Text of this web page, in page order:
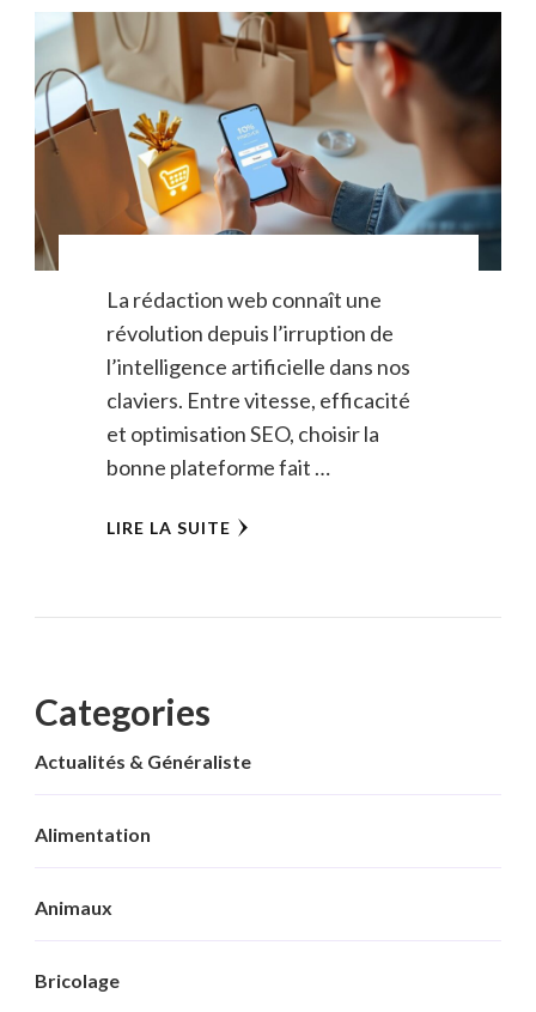
La rédaction web connaît une
révolution depuis l’irruption de
l’intelligence artificielle dans nos
claviers. Entre vitesse, efficacité
et optimisation SEO, choisir la
bonne plateforme fait …
LIRE LA SUITE
Categories
Actualités & Généraliste
Alimentation
Animaux
Bricolage